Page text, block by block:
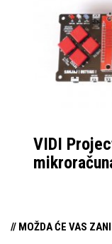
VIDI
// MOŽDA ĆE VAS